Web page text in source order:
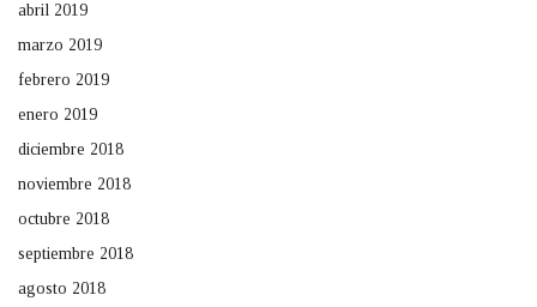
abril 2019
marzo 2019
febrero 2019
enero 2019
diciembre 2018
noviembre 2018
octubre 2018
septiembre 2018
agosto 2018